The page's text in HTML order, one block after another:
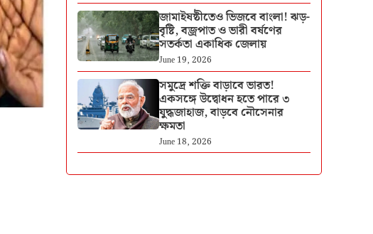
জামাইষষ্ঠীতেও ভিজবে বাংলা! ঝড়-
বৃষ্টি, বজ্রপাত ও ভারী বর্ষণের
সতর্কতা একাধিক জেলায়
June 19, 2026
সমুদ্রে শক্তি বাড়াবে ভারত!
একসঙ্গে উদ্বোধন হতে পারে ৩
যুদ্ধজাহাজ, বাড়বে নৌসেনার
ক্ষমতা
June 18, 2026